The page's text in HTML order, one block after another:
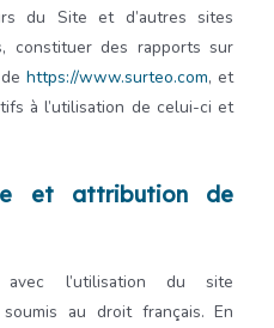
du Site et d’autres sites
constituer des rapports sur
dehttps://www.surteo.com, et
à l’utilisation de celui-ci et
et attribution de
l’utilisation du site
au droit français. En